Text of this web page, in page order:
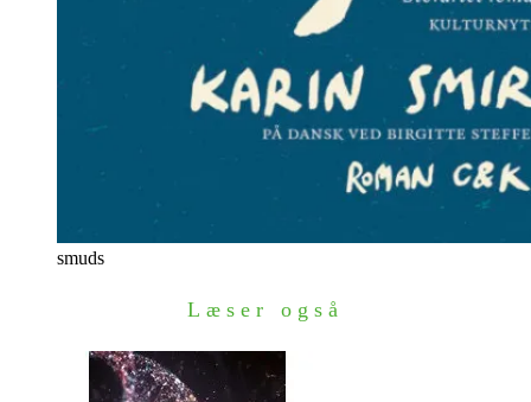
smuds
Læser også